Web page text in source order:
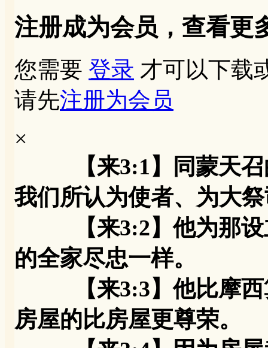
注册成为会员，查看更
您需要 登录 才可以下载
请先注册为会员
×
【来3:1】同蒙天
我们所认为使者、为大
【来3:2】他为那设
的全家尽忠一样。
【来3:3】他比摩西
房屋的比房屋更尊荣。